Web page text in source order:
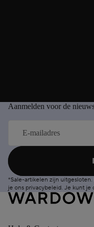
Aanmelden voor de
*Sale-artikelen zijn
je ons privacybeleid. Je kunt je